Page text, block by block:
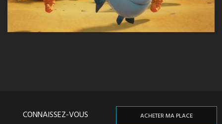
CONNAISSEZ-VOUS ACHETER MA PLACE